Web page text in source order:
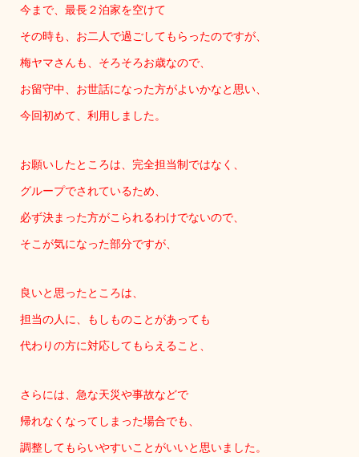
今まで、最長２泊家を空けて
その時も、お二人で過ごしてもらったのですが、
梅ヤマさんも、そろそろお歳なので、
お留守中、お世話になった方がよいかなと思い、
今回初めて、利用しました。
お願いしたところは、完全担当制ではなく、
グループでされているため、
必ず決まった方がこられるわけでないので、
そこが気になった部分ですが、
良いと思ったところは、
担当の人に、もしものことがあっても
代わりの方に対応してもらえること、
さらには、急な天災や事故などで
帰れなくなってしまった場合でも、
調整してもらいやすいことがいいと思いました。